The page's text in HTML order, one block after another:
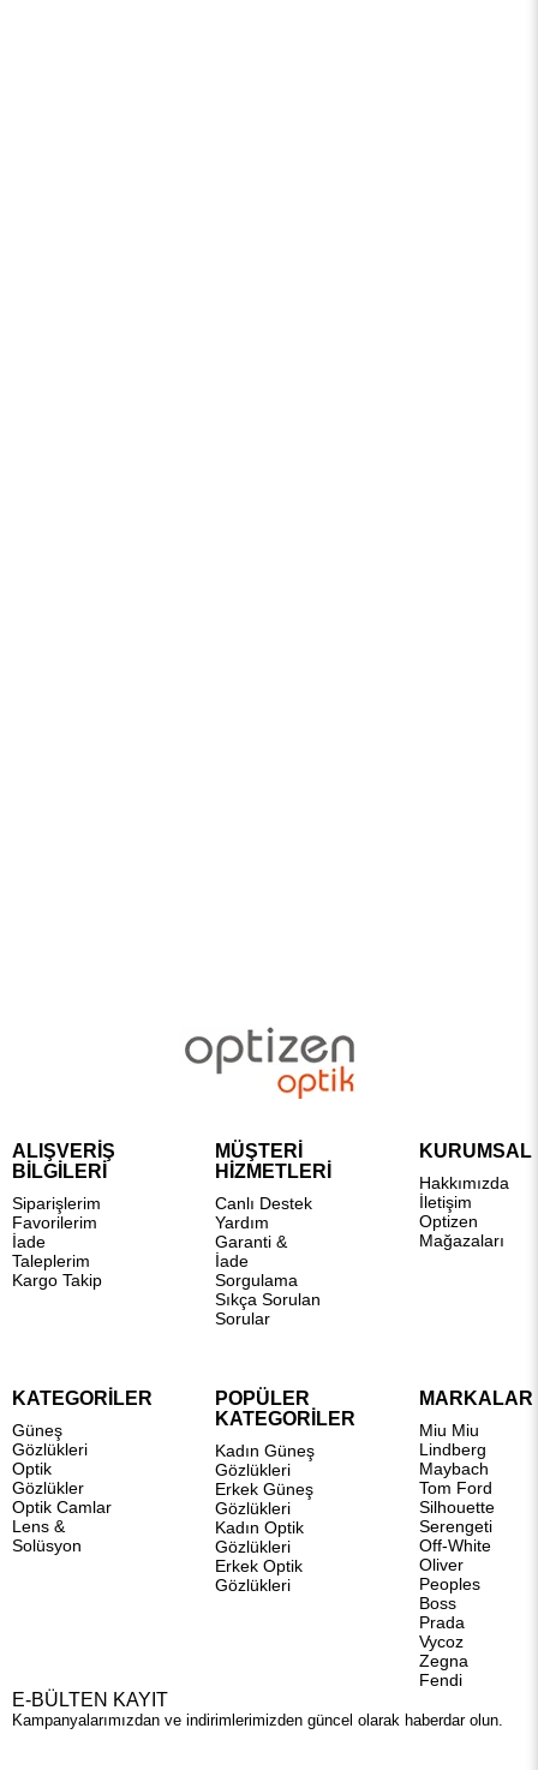
ALIŞVERİŞ
BİLGİLERİ
Siparişlerim
Favorilerim
İade
Taleplerim
Kargo Takip
MÜŞTERİ
HİZMETLERİ
Canlı Destek
Yardım
Garanti &
İade
Sorgulama
Sıkça Sorulan
Sorular
KURUMSAL
Hakkımızda
İletişim
Optizen
Mağazaları
KATEGORİLER
Güneş
Gözlükleri
Optik
Gözlükler
Optik Camlar
Lens &
Solüsyon
POPÜLER
KATEGORİLER
Kadın Güneş
Gözlükleri
Erkek Güneş
Gözlükleri
Kadın Optik
Gözlükleri
Erkek Optik
Gözlükleri
MARKALAR
Miu Miu
Lindberg
Maybach
Tom Ford
Silhouette
Serengeti
Off-White
Oliver
Peoples
Boss
Prada
Vycoz
Zegna
Fendi
E-BÜLTEN KAYIT
Kampanyalarımızdan ve indirimlerimizden güncel olarak haberdar olun.